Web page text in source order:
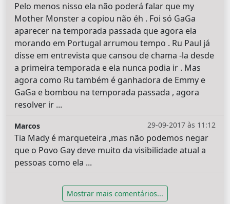
Pelo menos nisso ela não poderá falar que my
Mother Monster a copiou não éh . Foi só GaGa
aparecer na temporada passada que agora ela
morando em Portugal arrumou tempo . Ru Paul já
disse em entrevista que cansou de chama -la desde
a primeira temporada e ela nunca podia ir . Mas
agora como Ru também é ganhadora de Emmy e
GaGa e bombou na temporada passada , agora
resolver ir ...
29-09-2017 às 11:12
Marcos
Tia Mady é marqueteira ,mas não podemos negar
que o Povo Gay deve muito da visibilidade atual a
pessoas como ela ...
Mostrar mais comentários...